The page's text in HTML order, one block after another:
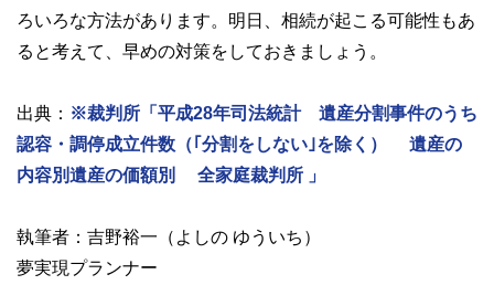
ろいろな方法があります。明日、相続が起こる可能性もあ
ると考えて、早めの対策をしておきましょう。
出典： ※裁判所「平成28年司法統計 遺産分割事件のうち
認容・調停成立件数（｢分割をしない｣を除く） 遺産の
内容別遺産の価額別 全家庭裁判所 」
執筆者：吉野裕一（よしの ゆういち）
夢実現プランナー